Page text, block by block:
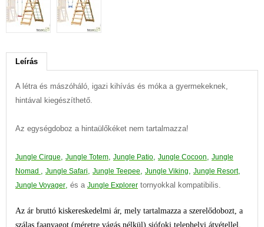
Leírás
A létra és mászóháló, igazi kihívás és móka a gyermekeknek,
hintával kiegészíthető.
Az egységdoboz a hintaülőkéket nem tartalmazza!
Jungle Cirque, Jungle Totem, Jungle Patio, Jungle Cocoon, Jungle
Nomad , Jungle Safari, Jungle Teepee, Jungle Viking, Jungle Resort,
Jungle Voyager, és a Jungle Explorer tornyokkal kompatibilis.
Az ár bruttó kiskereskedelmi ár, mely tartalmazza a szerelődobozt, a
szálas faanyagot (méretre vágás nélkül) siófoki telephelyi átvétellel.